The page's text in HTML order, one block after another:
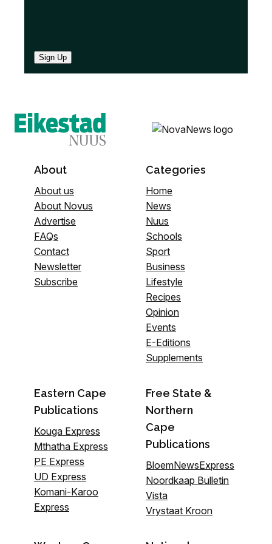
Sign Up
About
About us
About Novus
Advertise
FAQs
Contact
Newsletter
Subscribe
Categories
Home
News
Nuus
Schools
Sport
Business
Lifestyle
Recipes
Opinion
Events
E-Editions
Supplements
Eastern Cape
Publications
Kouga Express
Mthatha Express
PE Express
UD Express
Komani-Karoo
Express
Free State &
Northern
Cape
Publications
BloemNewsExpress
Noordkaap Bulletin
Vista
Vrystaat Kroon